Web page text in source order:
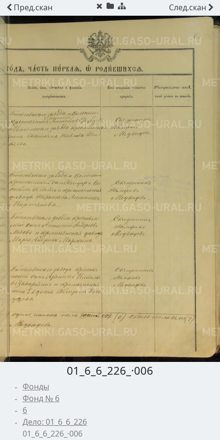
Пред.скан След.скан
01_6_6_226_·006
Фонды
Фонд № 6
6
Дело: 01_6_6_226
01_6_6_226_·006